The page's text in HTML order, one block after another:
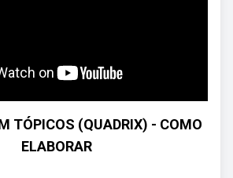
TÓPICOS (QUADRIX) - COMO
ELABORAR